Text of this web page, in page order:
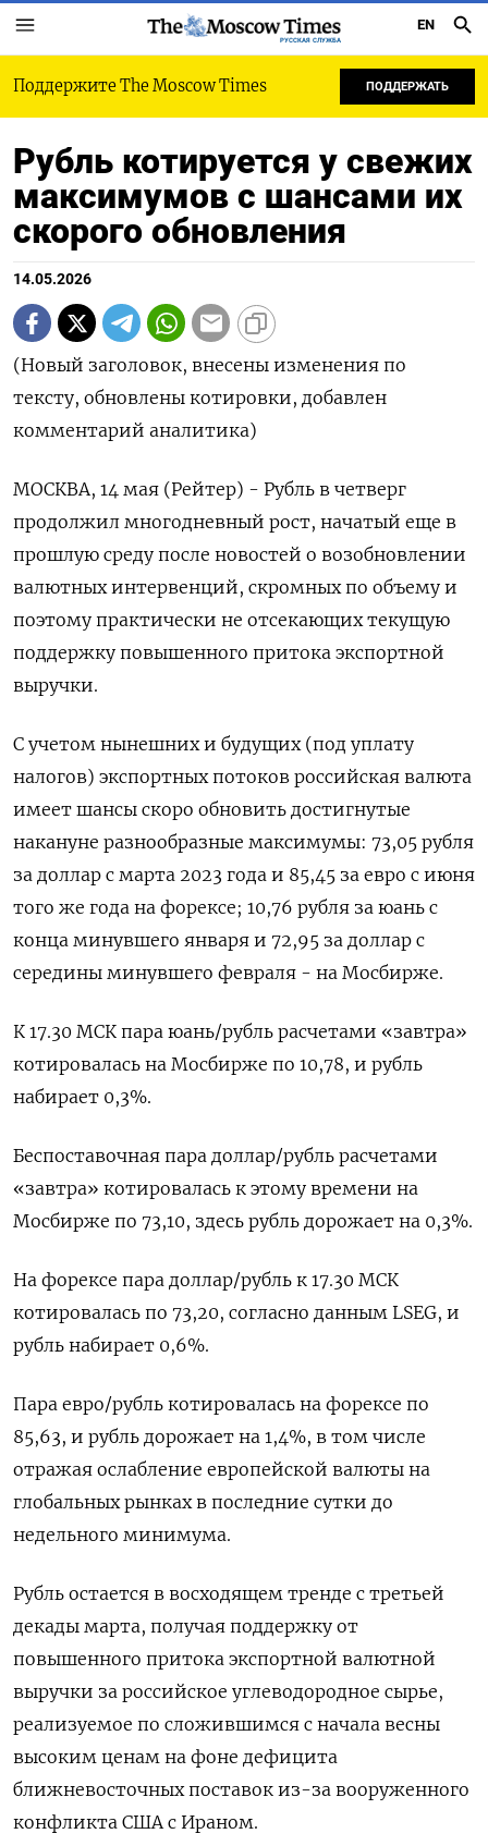
РУССКАЯ СЛУЖБА
EN
Поддержите The Moscow Times ПОДДЕРЖАТЬ
Рубль котируется у свежих
максимумов с шансами их
скорого обновления
14.05.2026
(Новый заголовок, внесены изменения по
тексту, обновлены котировки, добавлен
комментарий аналитика)
МОСКВА, 14 мая (Рейтер) - Рубль в четверг
продолжил многодневный рост, начатый еще в
прошлую среду после новостей о возобновлении
валютных интервенций, скромных по объему и
поэтому практически не отсекающих текущую
поддержку повышенного притока экспортной
выручки.
С учетом нынешних и будущих (под ‌уплату
налогов) экспортных потоков российская валюта
имеет шансы скоро обновить достигнутые
накануне разнообразные максимумы: 73,05 рубля
за доллар с марта 2023 года и 85,45 за евро с июня
того же года на форексе; 10,76 рубля за юань с
конца минувшего января и 72,95 за ​доллар с
середины минувшего февраля - на Мосбирже.
К 17.30 ​МСК пара юань/рубль расчетами «завтра»
котировалась на Мосбирже по ​10,78, и ⁠рубль
набирает 0,3%.
Беспоставочная пара доллар/рубль расчетами
«завтра» котировалась к этому времени на
Мосбирже по 73,10, здесь рубль дорожает ‌на 0,3%.
На форексе пара доллар/рубль к 17.30 МСК
‌котировалась по 73,20, согласно данным LSEG, и
рубль набирает 0,6%.
Пара евро/рубль котировалась на форексе по
85,63, и рубль дорожает на 1,4%, в том ​числе
отражая ослабление европейской валюты на
глобальных рынках в последние сутки до
недельного минимума.
Рубль остается в восходящем тренде с ‌третьей
декады марта, получая поддержку от
повышенного притока экспортной валютной
выручки за российское углеводородное сырье,
реализуемое по сложившимся с начала весны ​
высоким ценам на фоне дефицита
ближневосточных поставок из-за вооруженного
конфликта США с Ираном.